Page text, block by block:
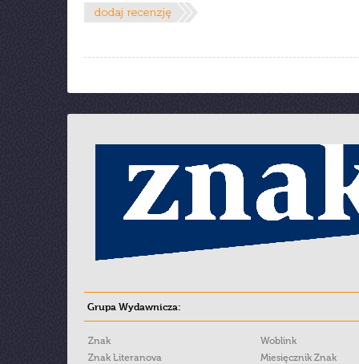
Grupa Wydawnicza:
Znak
Znak Literanova
Woblink
Miesięcznik Znak